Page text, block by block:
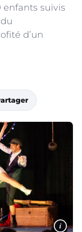
enfants suivis
d’un
i